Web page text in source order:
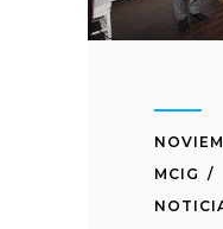
MCIG